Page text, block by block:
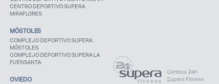
CENTRO DEPORTIVO SUPERA
MIRAFLORES
MÓSTOLES
COMPLEJO DEPORTIVO SUPERA
MÓSTOLES
COMPLEJO DEPORTIVO SUPERA LA
FUENSANTA
OVIEDO